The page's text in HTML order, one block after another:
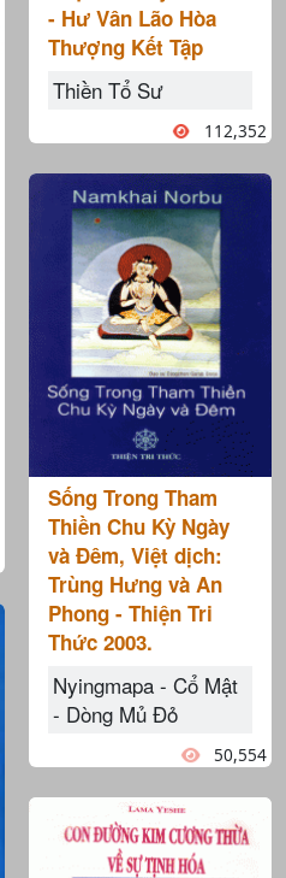
- Hư Vân Lão Hòa
Thượng Kết Tập
Thiền Tổ Sư
112,352
Sống Trong Tham
Thiền Chu Kỳ Ngày
và Đêm, Việt dịch:
Trùng Hưng và An
Phong - Thiện Tri
Thức 2003.
Nyingmapa - Cổ Mật
- Dòng Mủ Đỏ
50,554